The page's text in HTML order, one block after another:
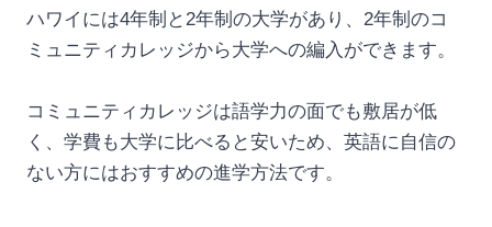
ハワイには4年制と2年制の大学があり、2年制のコ
ミュニティカレッジから大学への編入ができます。
コミュニティカレッジは語学力の面でも敷居が低
く、学費も大学に比べると安いため、英語に自信の
ない方にはおすすめの進学方法です。